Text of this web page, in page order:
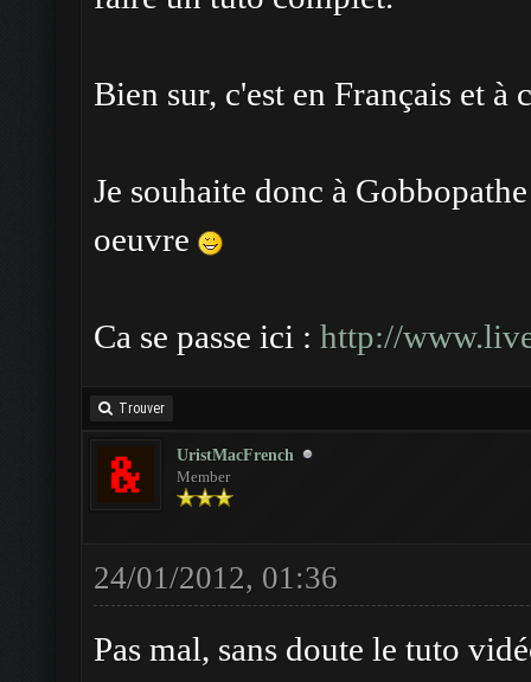
Bien sur, c'est en Français et
Je souhaite donc à
oeuvre
Ca se passe ici : http://
Trouver
UristMacFrench
Member
24/01/2012, 01:36
Pas mal, sans doute le tuto